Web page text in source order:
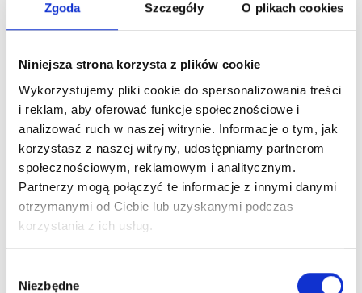
Zgoda Szczegóły O plikach cookies
Niniejsza strona korzysta z plików cookie
Wykorzystujemy pliki cookie do spersonalizowania treści
i reklam, aby oferować funkcje społecznościowe i
analizować ruch w naszej witrynie. Informacje o tym, jak
korzystasz z naszej witryny, udostępniamy partnerom
społecznościowym, reklamowym i analitycznym.
Partnerzy mogą połączyć te informacje z innymi danymi
otrzymanymi od Ciebie lub uzyskanymi podczas
korzystania z ich usług.
zgody
Niezbędne
Zaloguj się
Dlaczego warto?
Oryginalny produkt z autoryzowanej
dystrybucji
Wysyłka 24h z magazynu w Polsce